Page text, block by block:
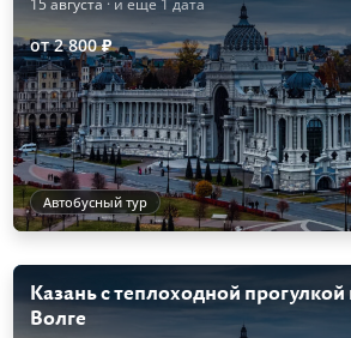
от 2 800 ₽
Автобусный тур
Казань с теплоходной прогулкой
Волге